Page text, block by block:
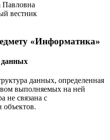
вестник
«Информатика»
данных
данных, определенная
выполняемых на ней
не связана с